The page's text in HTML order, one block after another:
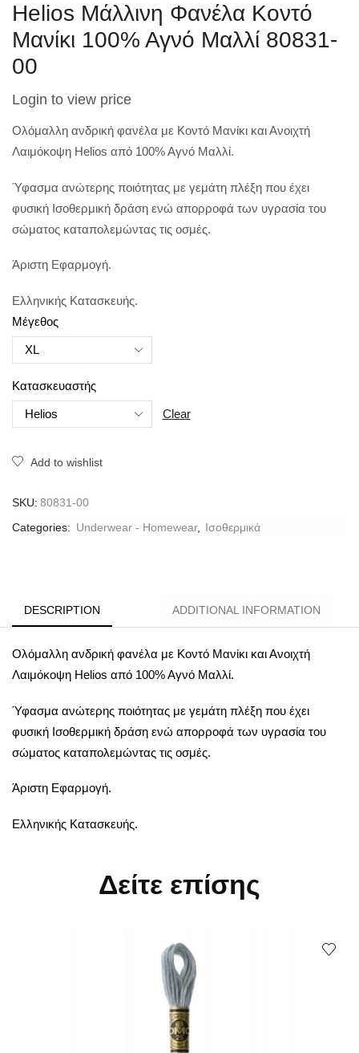
Helios Μάλλινη Φανέλα Κοντό
Μανίκι 100% Αγνό Μαλλί 80831-
00
Login to view price
Ολόμαλλη ανδρική φανέλα με Κοντό Μανίκι και Ανοιχτή
Λαιμόκοψη Helios από 100% Αγνό Μαλλί.
Ύφασμα ανώτερης ποιότητας με γεμάτη πλέξη που έχει
φυσική Ισοθερμική δράση ενώ απορροφά των υγρασία του
σώματος καταπολεμώντας τις οσμές.
Άριστη Εφαρμογή.
Ελληνικής Κατασκευής.
Μέγεθος
Κατασκευαστής
Clear
Add to wishlist
SKU: 80831-00
Categories: Underwear - Homewear, Ισοθερμικά
DESCRIPTION ADDITIONAL INFORMATION
Ολόμαλλη ανδρική φανέλα με Κοντό Μανίκι και Ανοιχτή
Λαιμόκοψη Helios από 100% Αγνό Μαλλί.
Ύφασμα ανώτερης ποιότητας με γεμάτη πλέξη που έχει
φυσική Ισοθερμική δράση ενώ απορροφά των υγρασία του
σώματος καταπολεμώντας τις οσμές.
Άριστη Εφαρμογή.
Ελληνικής Κατασκευής.
Δείτε επίσης